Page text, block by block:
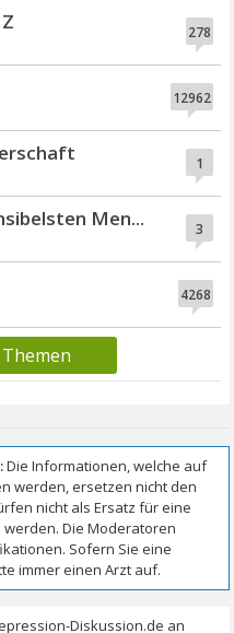
278
12962
1
3
Men...
4268